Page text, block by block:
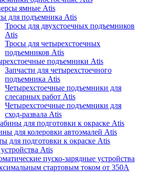
ямные Atis
для подъемника Atis
Тросы для двухстоечных подъемников
Atis
Тросы для четырехстоечных
подъемников Atis
подъемники Atis
Запчасти для четырехстоечного
подъемника Atis
Четырехстоечные подъемники для
слесарных работ Atis
Четырехстоечные подъемники для
сход-развала Atis
для подготовки к окраске Atis
для колеровки автоэмалей Atis
для подготовки к окраске Atis
Atis
пуско-зарядные устройства
стартовым током от 350А